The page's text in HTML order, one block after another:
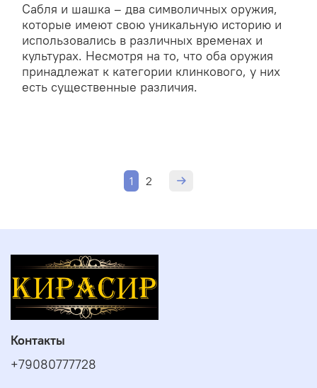
Сабля и шашка – два символичных оружия,
которые имеют свою уникальную историю и
использовались в различных временах и
культурах. Несмотря на то, что оба оружия
принадлежат к категории клинкового, у них
есть существенные различия.
1 2
Контакты
+79080777728